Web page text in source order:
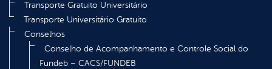
Transporte Gratuito Universitário
Transporte Universitário Gratuito
Conselhos
Conselho de Acompanhamento e Controle Social do
Fundeb – CACS/FUNDEB